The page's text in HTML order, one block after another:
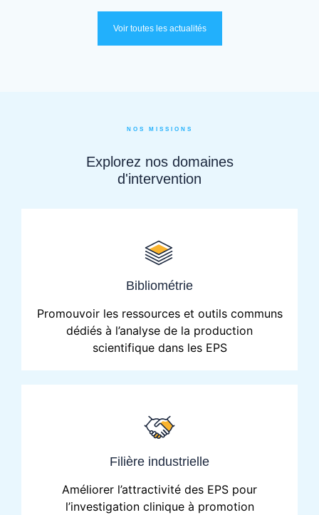
Voir toutes les actualités
NOS MISSIONS
Explorez nos domaines
d'intervention
Bibliométrie
Promouvoir les ressources et outils communs
dédiés à l’analyse de la production
scientifique dans les EPS
Filière industrielle
Améliorer l’attractivité des EPS pour
l’investigation clinique à promotion